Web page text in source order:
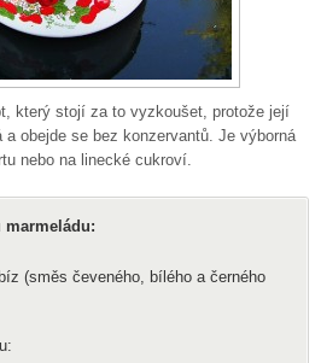
který stojí za to vyzkoušet, protože její
obejde se bez konzervantů. Je výborná
nebo na linecké cukroví.
marmeládu:
(směs čeveného, bílého a černého